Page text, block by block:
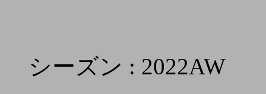
シーズン : 2022AW